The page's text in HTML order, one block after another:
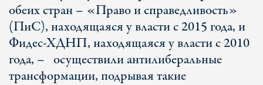
обеих стран – «Право и справедливость»
(ПиС), находящаяся у власти с 2015 года, и
Фидес-ХДНП, находящаяся у власти с 2010
года, – осуществили антилиберальные
трансформации, подрывая такие